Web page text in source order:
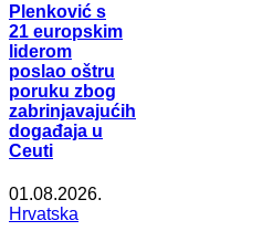
Plenković s
21 europskim
liderom
poslao oštru
poruku zbog
zabrinjavajućih
događaja u
Ceuti
01.08.2026.
Hrvatska